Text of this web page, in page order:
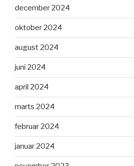
december 2024
oktober 2024
august 2024
juni 2024
april 2024
marts 2024
februar 2024
januar 2024